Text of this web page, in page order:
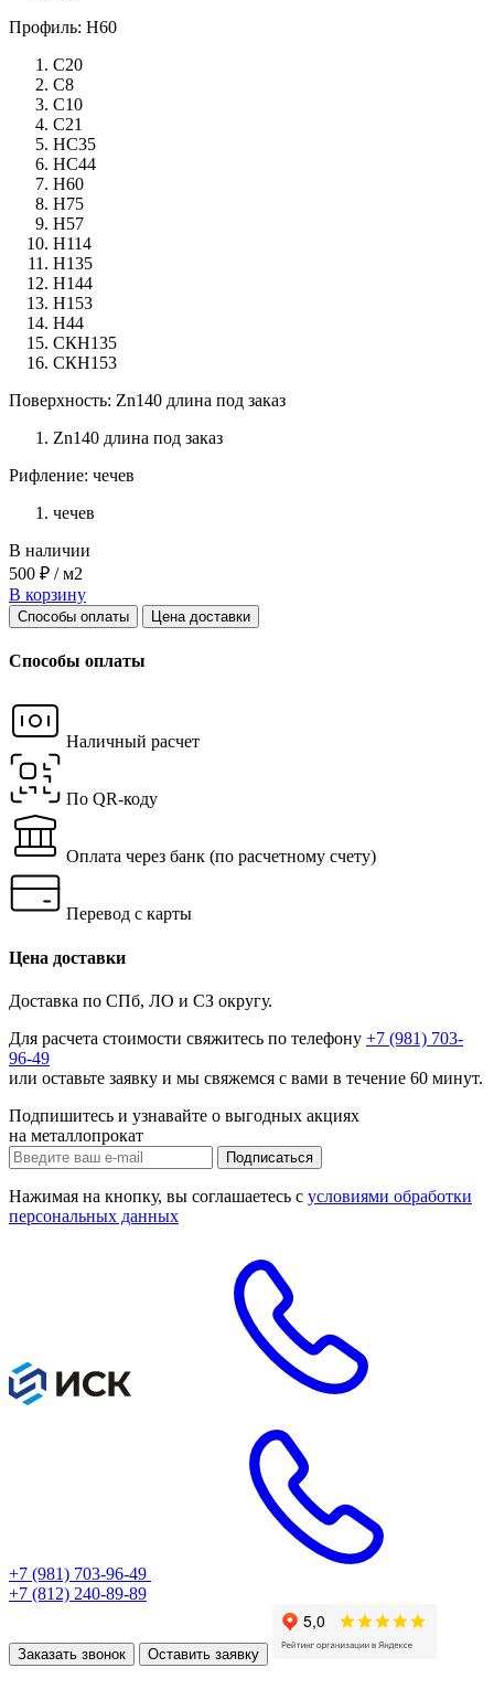
Профиль: Н60
С20
С8
С10
С21
НС35
НС44
Н60
Н75
Н57
Н114
Н135
Н144
Н153
Н44
СКН135
СКН153
Поверхность: Zn140 длина под заказ
Zn140 длина под заказ
Рифление: чечев
чечев
В наличии
500 ₽ / м2
В корзину
Способы оплаты Цена доставки
Способы оплаты
Наличный расчет
По QR-коду
Оплата через банк (по расчетному счету)
Перевод с карты
Цена доставки
Доставка по СПб, ЛО и СЗ округу.
Для расчета стоимости свяжитесь по телефону +7 (981) 703-
96-49
или оставьте заявку и мы свяжемся с вами в течение 60 минут.
Подпишитесь и узнавайте о выгодных акциях
на металлопрокат
Нажимая на кнопку, вы соглашаетесь с условиями обработки
персональных данных
+7 (981) 703-96-49
+7 (812) 240-89-89
Заказать звонок Оставить заявку